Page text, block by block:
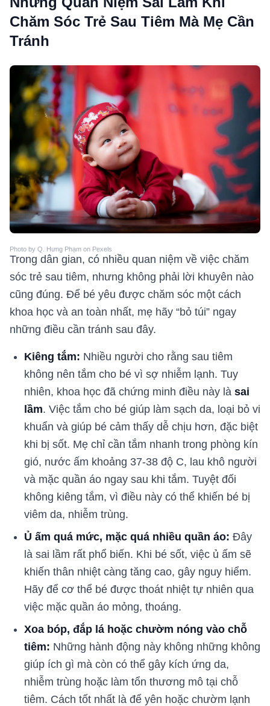
Chăm Sóc Trẻ Sau Tiêm Mà Mẹ Cần
Tránh
Photo by Q. Hưng Phạm on Pexels
Trong dân gian, có nhiều quan niệm về việc chăm
sóc trẻ sau tiêm, nhưng không phải lời khuyên nào
cũng đúng. Để bé yêu được chăm sóc một cách
khoa học và an toàn nhất, mẹ hãy “bỏ túi” ngay
những điều cần tránh sau đây.
Kiêng tắm: Nhiều người cho rằng sau tiêm
không nên tắm cho bé vì sợ nhiễm lạnh. Tuy
nhiên, khoa học đã chứng minh điều này là sai
lầm. Việc tắm cho bé giúp làm sạch da, loại bỏ vi
khuẩn và giúp bé cảm thấy dễ chịu hơn, đặc biệt
khi bị sốt. Mẹ chỉ cần tắm nhanh trong phòng kín
gió, nước ấm khoảng 37-38 độ C, lau khô người
và mặc quần áo ngay sau khi tắm. Tuyệt đối
không kiêng tắm, vì điều này có thể khiến bé bị
viêm da, nhiễm trùng.
Ủ ấm quá mức, mặc quá nhiều quần áo: Đây
là sai lầm rất phổ biến. Khi bé sốt, việc ủ ấm sẽ
khiến thân nhiệt càng tăng cao, gây nguy hiểm.
Hãy để cơ thể bé được thoát nhiệt tự nhiên qua
việc mặc quần áo mỏng, thoáng.
Xoa bóp, đắp lá hoặc chườm nóng vào chỗ
tiêm: Những hành động này không những không
giúp ích gì mà còn có thể gây kích ứng da,
nhiễm trùng hoặc làm tổn thương mô tại chỗ
tiêm. Cách tốt nhất là để yên hoặc chườm lạnh